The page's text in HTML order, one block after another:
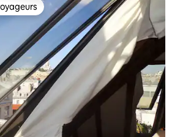
parmi les plus aimés